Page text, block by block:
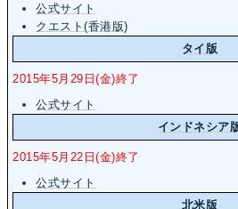
公式サイト
クエスト(香港版)
タイ版
2015年5月29日(金)終了
公式サイト
インドネシア
2015年5月22日(金)終了
公式サイト
北米版